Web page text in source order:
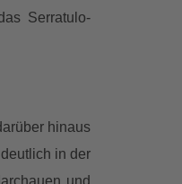
Serratulo-
hinaus
in der